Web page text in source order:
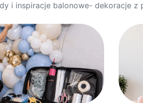
i inspiracje balonowe- dekoracje z